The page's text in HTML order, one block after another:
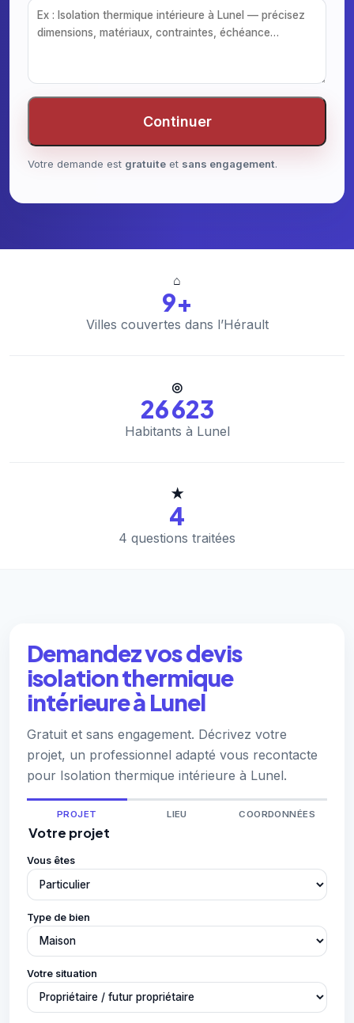
Continuer
Votre demande est gratuite et sans engagement.
⌂
9+
Villes couvertes dans l’Hérault
◎
26 623
Habitants à Lunel
★
4
4 questions traitées
Demandez vos devis
isolation thermique
intérieure à Lunel
Gratuit et sans engagement. Décrivez votre
projet, un professionnel adapté vous recontacte
pour Isolation thermique intérieure à Lunel.
PROJET LIEU COORDONNÉES
Votre projet
Vous êtes
Type de bien
Votre situation